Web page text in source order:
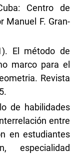
Centro de
Manuel F. Gran-
El método de
marco para el
Revista
de habilidades
entre
en estudiantes